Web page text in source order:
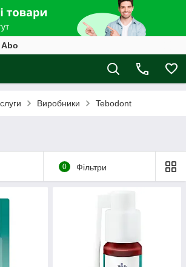
Abo
Виробники Tebodont
0 Фільтри